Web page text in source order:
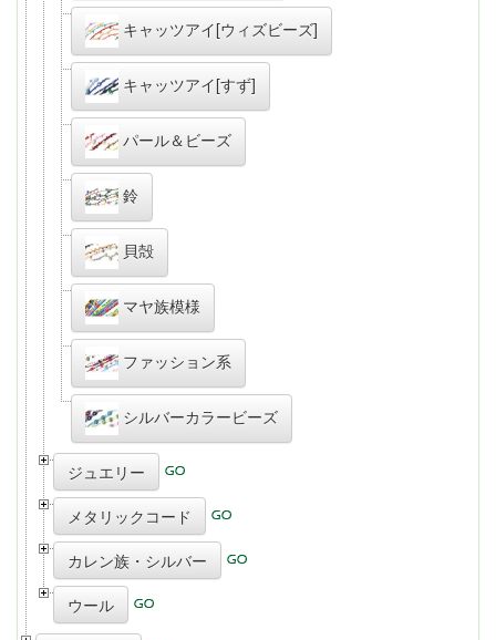
キャッツアイ[ウィズビーズ]
キャッツアイ[すず]
パール＆ビーズ
鈴
貝殻
マヤ族模様
ファッション系
シルバーカラービーズ
ジュエリー
メタリックコード
カレン族・シルバー
ウール